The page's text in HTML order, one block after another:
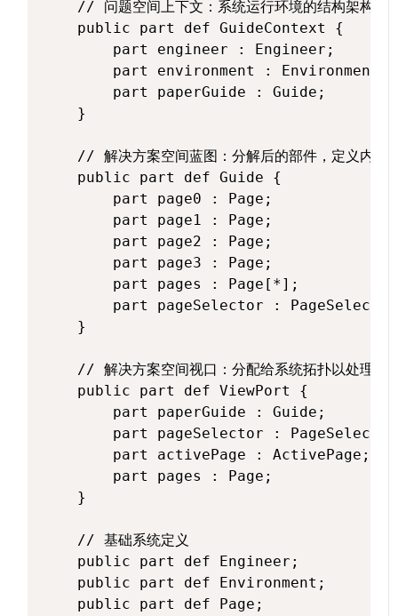
    // 问题空间上下文：系统运行环境的结构架构
    public part def GuideContext {
        part engineer : Engineer;
        part environment : Environment;
        part paperGuide : Guide;
    }
// 解决方案空间蓝图：分解后的部件，定义内部
    public part def Guide {
        part page0 : Page;
        part page1 : Page;
        part page2 : Page;
        part page3 : Page;
        part pages : Page[*];
part pageSelector :
    }
// 解决方案空间视口：分配给系统拓扑以处理执
    public part def ViewPort {
        part paperGuide : Guide;
part pageSelector :
        part activePage : ActivePage;
        part pages : Page;
    }
    // 基础系统定义
    public part def Engineer;
    public part def Environment;
    public part def Page;